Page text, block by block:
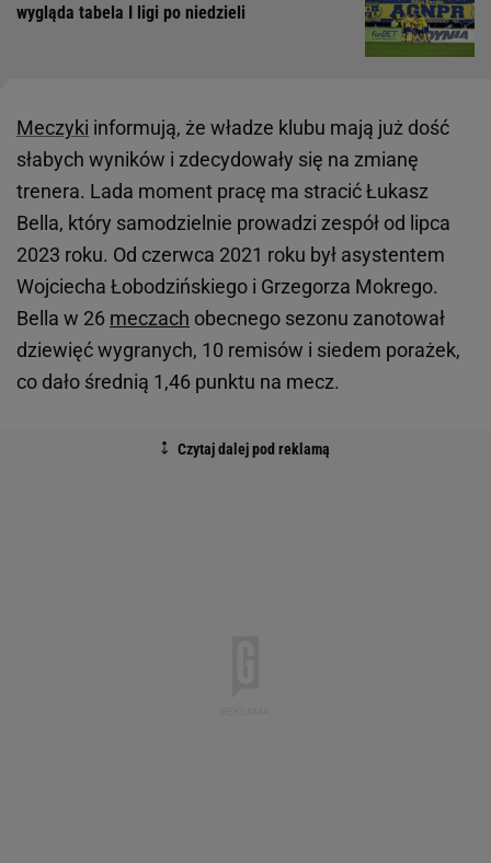
wygląda tabela I ligi po niedzieli
Meczyki informują, że władze klubu mają już dość
słabych wyników i zdecydowały się na zmianę
trenera. Lada moment pracę ma stracić Łukasz
Bella, który samodzielnie prowadzi zespół od lipca
2023 roku. Od czerwca 2021 roku był asystentem
Wojciecha Łobodzińskiego i Grzegorza Mokrego.
Bella w 26 meczach obecnego sezonu zanotował
dziewięć wygranych, 10 remisów i siedem porażek,
co dało średnią 1,46 punktu na mecz.